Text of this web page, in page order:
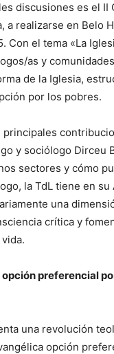
discusiones es el
a realizarse en Belo
Con el tema «La
as y
de la Iglesia,
por los pobres.
principales
y sociólogo Dirceu
sectores y cómo
la TdL tiene en
una
crítica y
preferencial
una revolución
opción